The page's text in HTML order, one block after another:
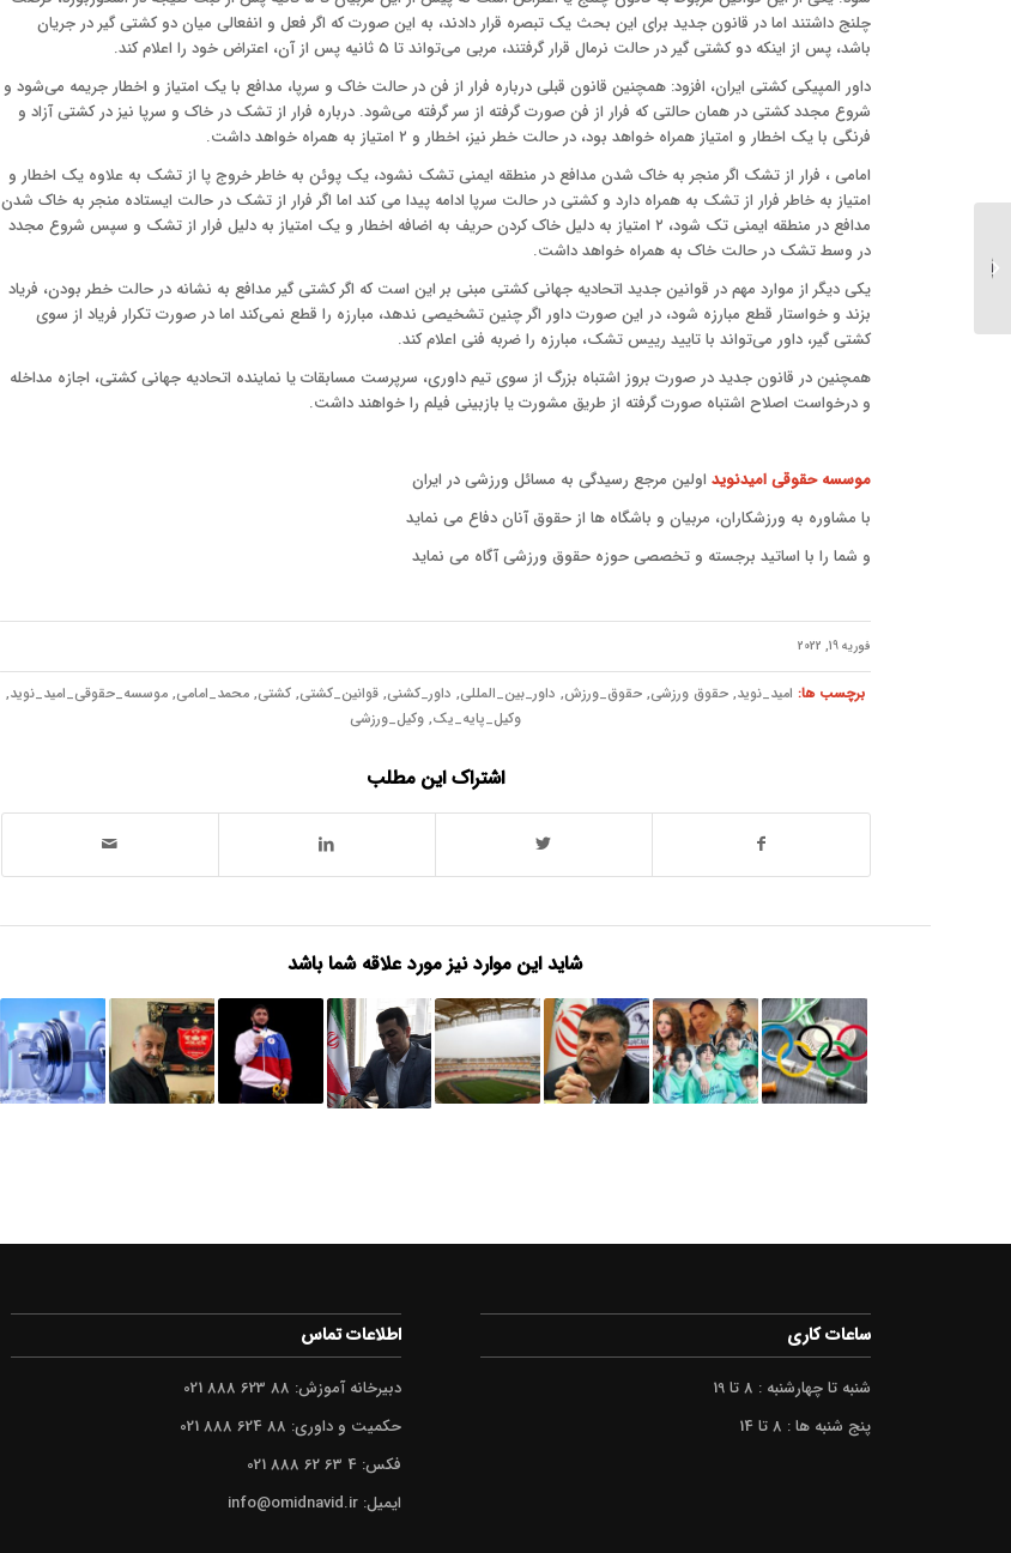
چلنج داشتند اما در قانون جدید برای این بحث یک تبصره قرار دادند، به این صورت که اگر فعل و انفعالی میان دو کشتی گیر در جریان
باشد، پس از اینکه دو کشتی گیر در حالت نرمال قرار گرفتند، مربی می‌تواند تا ۵ ثانیه پس از آن، اعتراض خود را اعلام کند.
داور المپیکی کشتی ایران، افزود: همچنین قانون قبلی درباره فرار از فن در حالت خاک و سرپا، مدافع با یک امتیاز و اخطار جریمه می‌شود و
شروع مجدد کشتی در همان حالتی که فرار از فن صورت گرفته از سر گرفته می‌شود. درباره فرار از تشک در خاک و سرپا نیز در کشتی آزاد و
فرنگی با یک اخطار و امتیاز همراه خواهد بود، در حالت خطر نیز، اخطار و ۲ امتیاز به همراه خواهد داشت.
امامی ، فرار از تشک اگر منجر به خاک شدن مدافع در منطقه ایمنی تشک نشود، یک پوئن به خاطر خروج پا از تشک به علاوه یک اخطار و
امتیاز به خاطر فرار از تشک به همراه دارد و کشتی در حالت سرپا ادامه پیدا می کند اما اگر فرار از تشک در حالت ایستاده منجر به خاک شدن
مدافع در منطقه ایمنی تک شود، ۲ امتیاز به دلیل خاک کردن حریف به اضافه اخطار و یک امتیاز به دلیل فرار از تشک و سپس شروع مجدد
در وسط تشک در حالت خاک به همراه خواهد داشت.
یکی دیگر از موارد مهم در قوانین جدید اتحادیه جهانی کشتی مبنی بر این است که اگر کشتی گیر مدافع به نشانه در حالت خطر بودن، فریاد
بزند و خواستار قطع مبارزه شود، در این صورت داور اگر چنین تشخیصی ندهد، مبارزه را قطع نمی‌کند اما در صورت تکرار فریاد از سوی
کشتی گیر، داور می‌تواند با تایید رییس تشک، مبارزه را ضربه فنی اعلام کند.
همچنین در قانون جدید در صورت بروز اشتباه بزرگ از سوی تیم داوری، سرپرست مسابقات یا نماینده اتحادیه جهانی کشتی، اجازه مداخله
و درخواست اصلاح اشتباه صورت گرفته از طریق مشورت یا بازبینی فیلم را خواهند داشت.
موسسه حقوقی امیدنوید اولین مرجع رسیدگی به مسائل ورزشی در ایران
با مشاوره به ورزشکاران، مربیان و باشگاه ها از حقوق آنان دفاع می نماید
و شما را با اساتید برجسته و تخصصی حوزه حقوق ورزشی آگاه می نماید
فوریه 19, 2022
برچسب ها: امید_نوید,حقوق ورزشی,حقوق_ورزش, داور_بین_المللی, داور_کشنی,قوانین_کشتی,کشتی,محمد_امامی,موسسه_حقوقی_امید_نوید,
وکیل_پایه_یک,وکیل_ورزشی
اشتراک این مطلب
شاید این موارد نیز مورد علاقه شما باشد
ساعات کاری
شنبه تا چهارشنبه : 8 تا 19
پنج شنبه ها : 8 تا 14
اطلاعات تماس
دبیرخانه آموزش: 88 623 888 021
حکمیت و داوری: 88 624 888 021
فکس: 4 63 62 888 021
ایمیل: info@omidnavid.ir
معمای بهاروند در
فدراسیون فوتبال